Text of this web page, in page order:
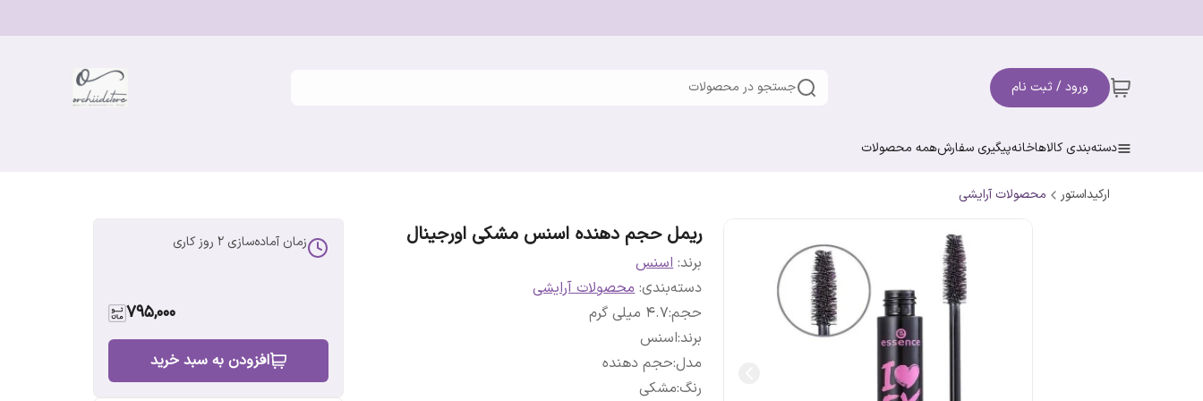
ورود / ثبت نام جستجو در محصولات
دسته‌بندی کالاهاخانهپیگیری سفارشهمه محصولات
ارکیداستور محصولات آرایشی
ریمل حجم دهنده اسنس مشکی اورجینال
برند: اسنس
دسته‌بندی:محصولات آرایشی
حجم:4.7 میلی گرم
برند:اسنس
مدل:حجم دهنده
رنگ:مشکی
زمان آماده‌سازی 2 روز کاری
795,000
افزودن به سبد خرید